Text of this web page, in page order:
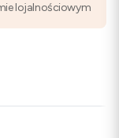
lojalnościowym